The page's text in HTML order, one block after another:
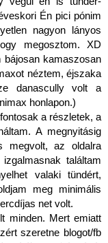
Én pici pónim
nagyon lányos
megosztom. XD
bájosan kamaszosan
néztem, éjszaka
danascully volt a
honlapon.)
a részletek, a
A megnyitásig
megvolt, az oldalra
találtam
valaki tündért,
meg minimális
net volt.
minden. Mert emiatt
szeretne blogot/fb